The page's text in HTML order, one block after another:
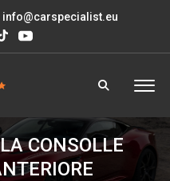
info@carspecialist.eu
CONSOLLE